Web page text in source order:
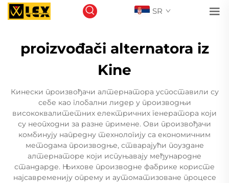
SR
proizvođači alternatora iz
Kine
Кинески произвођачи алтернатора успоставили су
себе као глобални лидер у производњи
висококвалитетних електричних генератора који
су неопходни за разне примене. Ови произвођачи
комбинују напредну технологију са економичним
методама производње, стварајући поуздане
алтернаторе који испуњавају међународне
стандарде. Њихове производне фабрике користе
најсавременију опрему и аутоматизоване процесе